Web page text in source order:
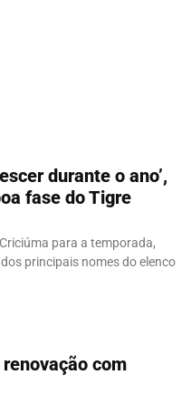
durante o ano’,
fase do Tigre
para a temporada,
principais nomes do elenco
com